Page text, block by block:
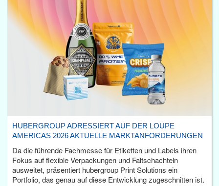
HUBERGROUP ADRESSIERT AUF DER LOUPE
AMERICAS 2026 AKTUELLE MARKTANFORDERUNGEN
Da die führende Fachmesse für Etiketten und Labels ihren
Fokus auf flexible Verpackungen und Faltschachteln
ausweitet, präsentiert hubergroup Print Solutions ein
Portfolio, das genau auf diese Entwicklung zugeschnitten ist.